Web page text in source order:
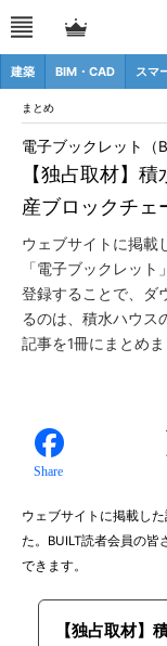
建築 BIM・CAD スマ
まとめ
【独占取材】
産ブロックチェ
電子ブックレット（
ウェブサイトに掲載
「電子ブックレッ
登録することで、ダ
るのは、積水ハウス
記事を1冊にまとめま
Share
ウェブサイトに掲載し
た。BUILT読者会員の
できます。
【独占取材